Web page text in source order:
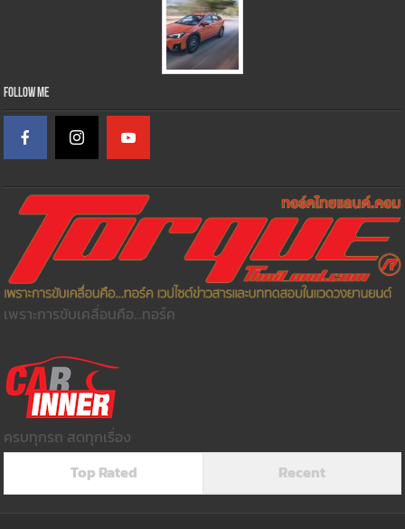
Follow Me
เพราะการขับเคลื่อนคือ...ทอร์ค
ครบทุกรถ สดทุกเรื่อง
Top Rated
Recent